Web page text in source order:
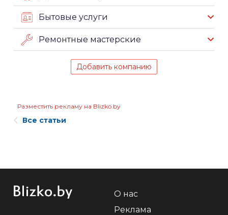
Бытовые услуги
Ремонтные мастерские
Добавить компанию
Разместить рекламу на Blizko.by
Все статьи
О нас
Реклама